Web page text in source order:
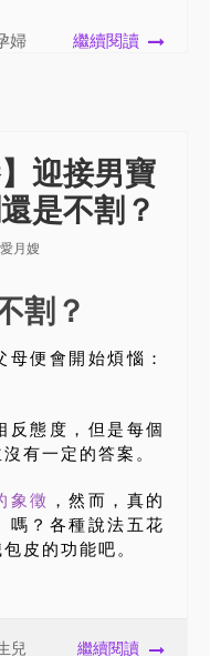
婦 繼續閱讀
迎接男寶
是不割？
月嫂
割？
便會開始煩惱：
反態度，但是每個
有一定的答案。
象徵 ，然而，真的
嗎？各種說法五花
皮的功能吧。
兒 繼續閱讀